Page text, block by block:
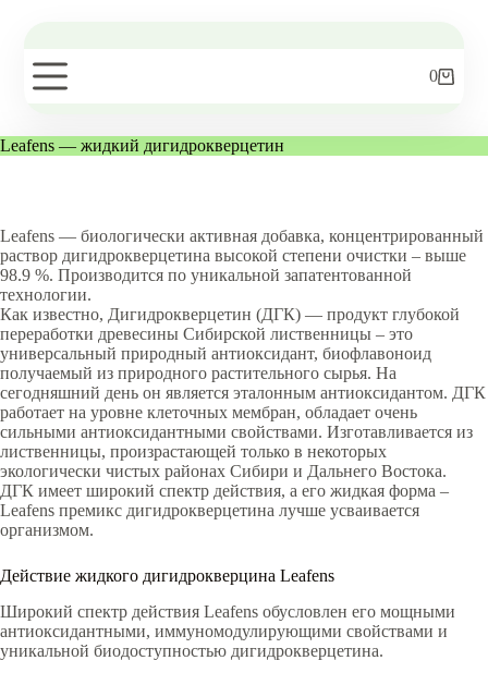
0
Leafens — жидкий дигидрокверцетин
Leafens — биологически активная добавка, концентрированный
раствор дигидрокверцетина высокой степени очистки – выше
98.9 %. Производится по уникальной запатентованной
технологии.
Как известно, Дигидрокверцетин (ДГК) — продукт глубокой
переработки древесины Сибирской лиственницы – это
универсальный природный антиоксидант, биофлавоноид
получаемый из природного растительного сырья. На
сегодняшний день он является эталонным антиоксидантом. ДГК
работает на уровне клеточных мембран, обладает очень
сильными антиоксидантными свойствами. Изготавливается из
лиственницы, произрастающей только в некоторых
экологически чистых районах Сибири и Дальнего Востока.
ДГК имеет широкий спектр действия, а его жидкая форма –
Leafens премикс дигидрокверцетина лучше усваивается
организмом.
Действие жидкого дигидрокверцина Leafens
Широкий спектр действия Leafens обусловлен его мощными
антиоксидантными, иммуномодулирующими свойствами и
уникальной биодоступностью дигидрокверцетина.